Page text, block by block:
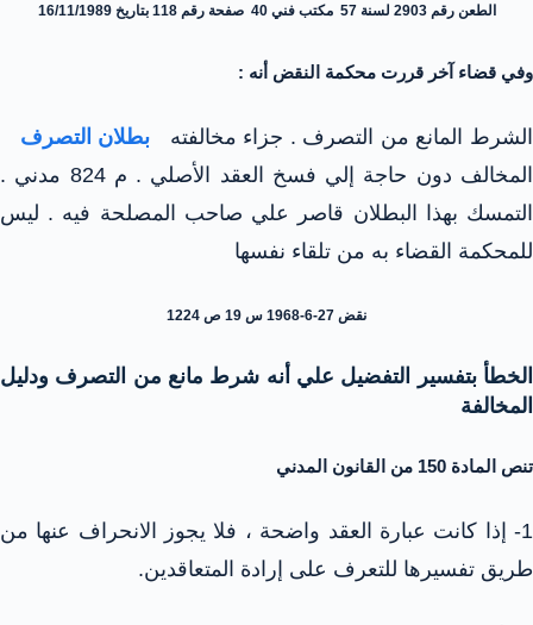
الطعن رقم 2903 لسنة 57 مكتب فني 40 صفحة رقم 118 بتاريخ 16/11/1989
وفي قضاء آخر قررت محكمة النقض أنه :
الشرط المانع من التصرف . جزاء مخالفته بطلان التصرف
المخالف دون حاجة إلي فسخ العقد الأصلي . م 824 مدني .
التمسك بهذا البطلان قاصر علي صاحب المصلحة فيه . ليس
للمحكمة القضاء به من تلقاء نفسها
نقض 27-6-1968 س 19 ص 1224
الخطأ بتفسير التفضيل علي أنه شرط مانع من التصرف ودليل
المخالفة
تنص المادة 150 من القانون المدني
1- إذا كانت عبارة العقد واضحة ، فلا يجوز الانحراف عنها من
طريق تفسيرها للتعرف على إرادة المتعاقدين.